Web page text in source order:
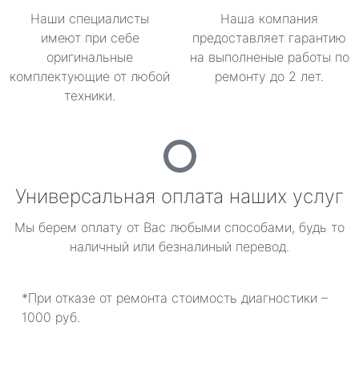
Наши специалисты
имеют при себе
оригинальные
комплектующие от любой
техники.
Наша компания
предоставляет гарантию
на выполненые работы по
ремонту до 2 лет.
Универсальная оплата наших услуг
Мы берем оплату от Вас любыми способами, будь то
наличный или безналиный перевод.
*При отказе от ремонта стоимость диагностики –
1000 руб.